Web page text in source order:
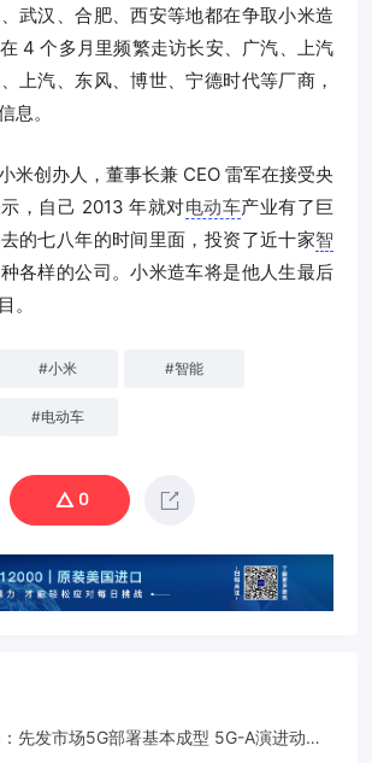
武汉、合肥、西安等地都在争取小米造
4 个多月里频繁走访长安、广汽、上汽
上汽、东风、博世、宁德时代等厂商，
息。
米创办人，董事长兼 CEO 雷军在接受央
，自己 2013 年就对电动车产业有了巨
的七八年的时间里面，投资了近十家智
各样的公司。小米造车将是他人生最后
。
#小米 #智能
#电动车
0
先发市场5G部署基本成型 5G-A演进动能